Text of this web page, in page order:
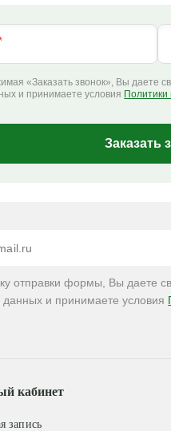
«Заказать звонок», Вы даете
и принимаете условия
Заказать
отправки формы, Вы даете
и принимаете условия
кабинет
запись